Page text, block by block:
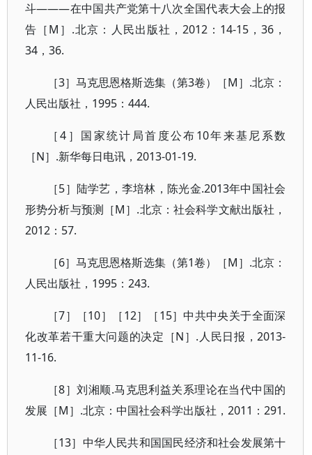
斗———在中国共产党第十八次全国代表大会上的报
告［M］.北京：人民出版社，2012：14-15，36，
34，36.
［3］马克思恩格斯选集（第3卷）［M］.北京：
人民出版社，1995：444.
［4］国家统计局首度公布10年来基尼系数
［N］.新华每日电讯，2013-01-19.
［5］陆学艺，李培林，陈光金.2013年中国社会
形势分析与预测［M］.北京：社会科学文献出版社，
2012：57.
［6］马克思恩格斯选集（第1卷）［M］.北京：
人民出版社，1995：243.
［7］［10］［12］［15］中共中央关于全面深
化改革若干重大问题的决定［N］.人民日报，2013-
11-16.
［8］刘湘顺.马克思利益关系理论在当代中国的
发展［M］.北京：中国社会科学出版社，2011：291.
［13］中华人民共和国国民经济和社会发展第十